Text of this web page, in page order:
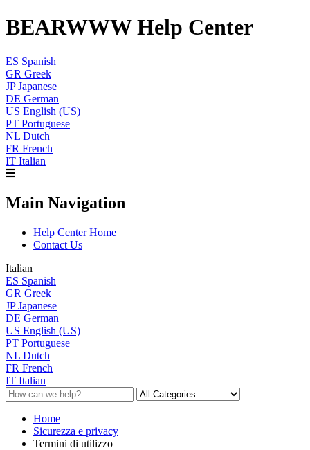
BEARWWW Help Center
ES Spanish
GR Greek
JP Japanese
DE German
US English (US)
PT Portuguese
NL Dutch
FR French
IT Italian
Main Navigation
Help Center Home
Contact Us
Italian
ES Spanish
GR Greek
JP Japanese
DE German
US English (US)
PT Portuguese
NL Dutch
FR French
IT Italian
Home
Sicurezza e privacy
Termini di utilizzo